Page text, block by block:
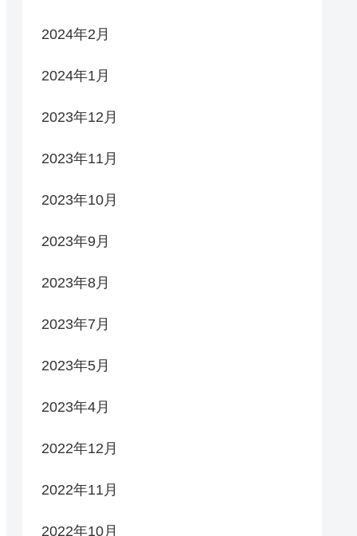
2024年2月
2024年1月
2023年12月
2023年11月
2023年10月
2023年9月
2023年8月
2023年7月
2023年5月
2023年4月
2022年12月
2022年11月
2022年10月